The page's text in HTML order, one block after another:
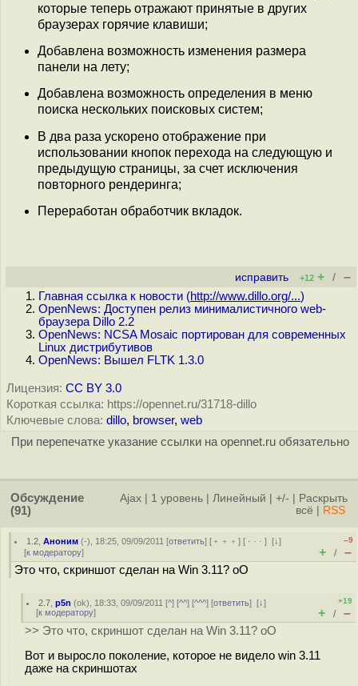
которые теперь отражают принятые в других
браузерах горячие клавиши;
Добавлена возможность изменения размера
панели на лету;
Добавлена возможность определения в меню
поиска нескольких поисковых систем;
В два раза ускорено отображение при
использовании кнопок перехода на следующую и
предыдущую страницы, за счет исключения
повторного рендеринга;
Переработан обработчик вкладок.
исправить +12 + / –
Главная ссылка к новости (http://www.dillo.org/...)
OpenNews: Доступен релиз минималистичного web-
браузера Dillo 2.2
OpenNews: NCSA Mosaic портирован для современных
Linux дистрибутивов
OpenNews: Вышел FLTK 1.3.0
Лицензия: CC BY 3.0
Короткая ссылка: https://opennet.ru/31718-dillo
Ключевые слова: dillo, browser, web
При перепечатке указание ссылки на opennet.ru обязательно
Обсуждение
(91)
Ajax 1 уровень Линейный +/-
Раскрыть
всё
RSS
1.2 ,Аноним (-), 18:25, 09/09/2011 [ответить] [ ﹢﹢﹢] [ · · ·][↓]
[к модератору]
–9
+ / –
Это что, скриншот сделан на Win 3.11? oO
2.7 ,p5n (ok), 18:33, 09/09/2011 [^] [^^] [^^^] [ответить][↓]
[к модератору]
+19
+ / –
>> Это что, скриншот сделан на Win 3.11? oO
Вот и выросло поколение, которое не видело win 3.11
даже на скриншотах